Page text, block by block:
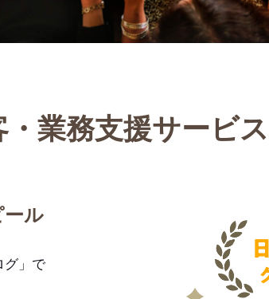
業務支援サービ
ル
グ」で